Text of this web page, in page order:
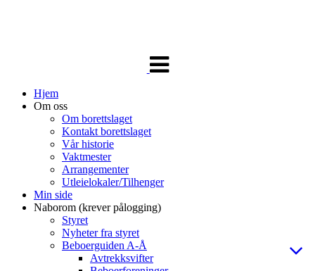
navigasjon
Hjem
Om oss
Om borettslaget
Kontakt borettslaget
Vår historie
Vaktmester
Arrangementer
Utleielokaler/Tilhenger
Min side
Naborom (krever pålogging)
Styret
Nyheter fra styret
Beboerguiden A-Å
Avtrekksvifter